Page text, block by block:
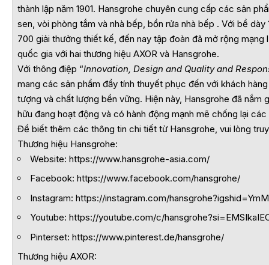
thành lập năm 1901. Hansgrohe chuyên cung cấp các sản
sen, vòi phòng tắm và nhà bếp, bồn rửa nhà bếp . Với bề dày
700 giải thưởng thiết kế, đến nay tập đoàn đã mở rộng mạng
quốc gia với hai thương hiệu AXOR và Hansgrohe.
Với thông điệp “Innovation, Design and Quality and
mang các sản phẩm đầy tính thuyết phục đến với khách
tượng và chất lượng bền vững. Hiện này, Hansgrohe đã nắm
hữu đang hoạt động và có hành động mạnh mẽ chống lại các
Để biết thêm các thông tin chi tiết từ Hansgrohe, vui lòng
Thương hiệu Hansgrohe:
Website: https://www.hansgrohe-asia.com/
Facebook: https://www.facebook.com/hansgrohe/
Instagram: https://instagram.com/
Youtube: https://youtube.com/c/
Pinterset: https://www.pinterest.de/hansgrohe/
Thương hiệu AXOR: